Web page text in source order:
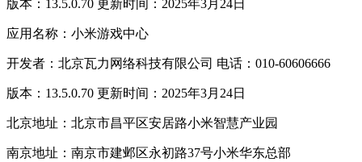
版本：13.5.0.70 更新时间：2025年3月24日
应用名称：小米游戏中心
开发者：北京瓦力网络科技有限公司 电话：010-60606666
版本：13.5.0.70 更新时间：2025年3月24日
北京地址：北京市昌平区安居路小米智慧产业园
南京地址：南京市建邺区永初路37号小米华东总部